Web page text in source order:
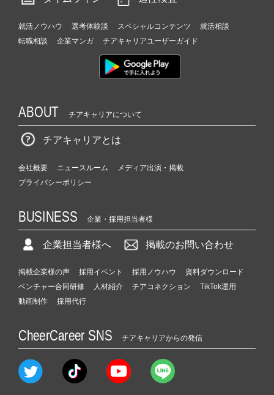
就活ノウハウ 選考体験談 スペシャルコンテンツ
就活相談
転職相談
企業マンガ チアキャリアユーザーガイド
ABOUT チアキャリアについて
チアキャリアとは
会社概要 ニュースルーム
メディア出演・掲載
プライバシーポリシー
BUSINESS 企業・採用担当者様
企業担当者様へ 掲載のお問い合わせ
掲載企業様の声 採用イベント 採用ノウハウ
資料ダウンロード
ベンチャー合同研修
人材紹介 チアコネクション
TikTok運用
動画制作
採用代行
CheerCareer SNS チアキャリアからの発信